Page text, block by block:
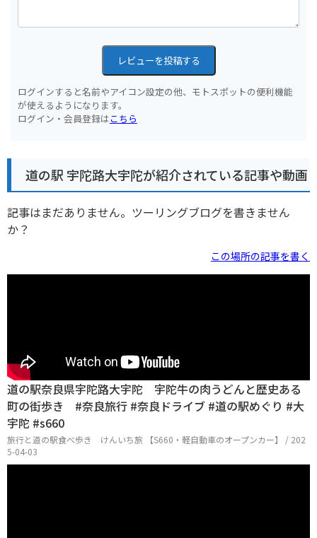
レビューを投稿する
ログインすると名前やアイコン設定の他、モトスポットの便利機能
が使えるようになります。
ログイン・会員登録はこちら
道の駅 宇陀路大宇陀が紹介されている記事や動画
記事はまだありません。ツーリングブログを書きません
か？
この場所の記事を書く
道の駅奈良県宇陀路大宇陀 宇陀牛の肉うどんと歴史ある
町の街歩き #奈良旅行 #奈良ドライブ #道の駅めぐり #大
宇陀 #s660
旅行と道の駅食べ歩き けんいち旅 【S660・軽自動車のオープンカー】 / 202
5-04-03